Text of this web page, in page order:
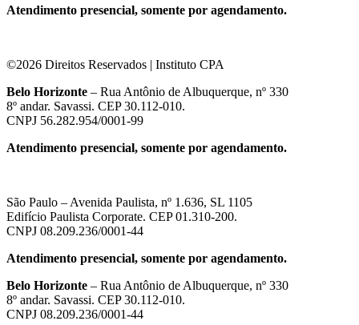
Atendimento presencial, somente por agendamento.
©2026 Direitos Reservados | Instituto CPA
Belo Horizonte – Rua Antônio de Albuquerque, nº 330
8º andar. Savassi. CEP 30.112-010.
CNPJ 56.282.954/0001-99
Atendimento presencial, somente por agendamento.
São Paulo – Avenida Paulista, nº 1.636, SL 1105
Edifício Paulista Corporate. CEP 01.310-200.
CNPJ 08.209.236/0001-44
Atendimento presencial, somente por agendamento.
Belo Horizonte – Rua Antônio de Albuquerque, nº 330
8º andar. Savassi. CEP 30.112-010.
CNPJ 08.209.236/0001-44